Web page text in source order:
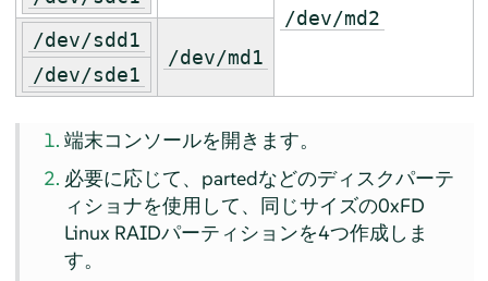
/dev/md2
/dev/sdd1
/dev/sde1
/dev/md1
端末コンソールを開きます。
必要に応じて、partedなどのディスクパーテ
ィショナを使用して、同じサイズの0xFD
Linux RAIDパーティションを4つ作成しま
す。